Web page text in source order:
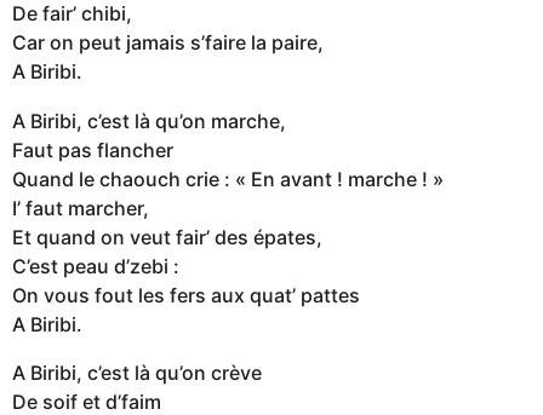
De fair’ chibi,
Car on peut jamais s’faire la paire,
A Biribi.
A Biribi, c’est là qu’on marche,
Faut pas flancher
Quand le chaouch crie : « En avant ! marche ! »
I’ faut marcher,
Et quand on veut fair’ des épates,
C’est peau d’zebi :
On vous fout les fers aux quat’ pattes
A Biribi.
A Biribi, c’est là qu’on crève
De soif et d’faim